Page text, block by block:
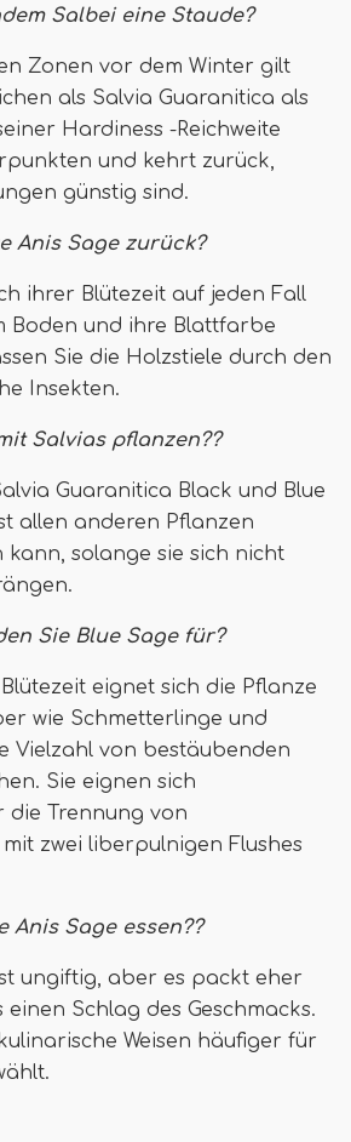
Salbei eine Staude?
Zonen vor dem Winter gilt
als Salvia Guaranitica als
Hardiness -Reichweite
und kehrt zurück,
günstig sind.
Anis Sage zurück?
ihrer Blütezeit auf jeden Fall
Boden und ihre Blattfarbe
Sie die Holzstiele durch den
Insekten.
Salvias pflanzen??
Guaranitica Black und Blue
allen anderen Pflanzen
solange sie sich nicht
Sie Blue Sage für?
eignet sich die Pflanze
wie Schmetterlinge und
Vielzahl von bestäubenden
Sie eignen sich
Trennung von
zwei liberpulnigen Flushes
Anis Sage essen??
ungiftig, aber es packt eher
Schlag des Geschmacks.
Weisen häufiger für